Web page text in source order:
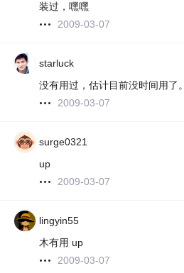
装过，嘿嘿
2009-03-07
starluck
没有用过，估计目前没时间用了。
2009-03-07
surge0321
up
2009-03-07
lingyin55
木有用 up
2009-03-07